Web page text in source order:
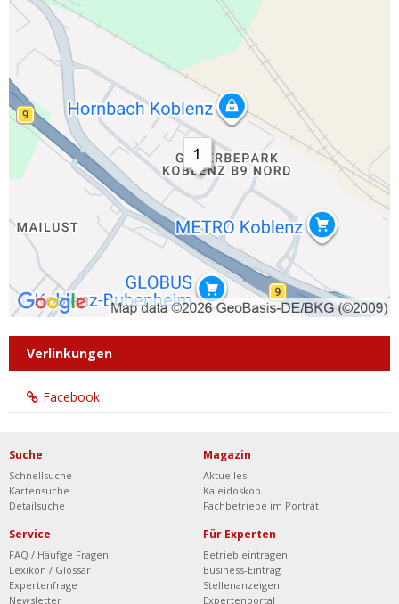
Verlinkungen
Facebook
Suche
Schnellsuche
Kartensuche
Detailsuche
Magazin
Aktuelles
Kaleidoskop
Fachbetriebe im Porträt
Service
FAQ / Häufige Fragen
Lexikon / Glossar
Expertenfrage
Newsletter
Für Experten
Betrieb eintragen
Business-Eintrag
Stellenanzeigen
Expertenportal